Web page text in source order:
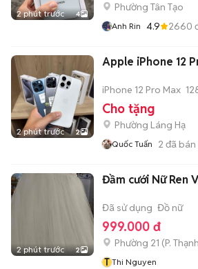
2 phút trước 4
Phường Tân Tạo
Anh Rin 4.9 2660
2 phút trước 2
Apple iPhone 12
iPhone 12 Pro Max
Cho tặng
Phường Láng Hạ
Quốc Tuấn 2 đã bán
2 phút trước 2
Đầm cưới Nữ Ren
Đã sử dụng Đồ nữ
999.000 đ
Phường 21 (P.
T Thi Nguyen